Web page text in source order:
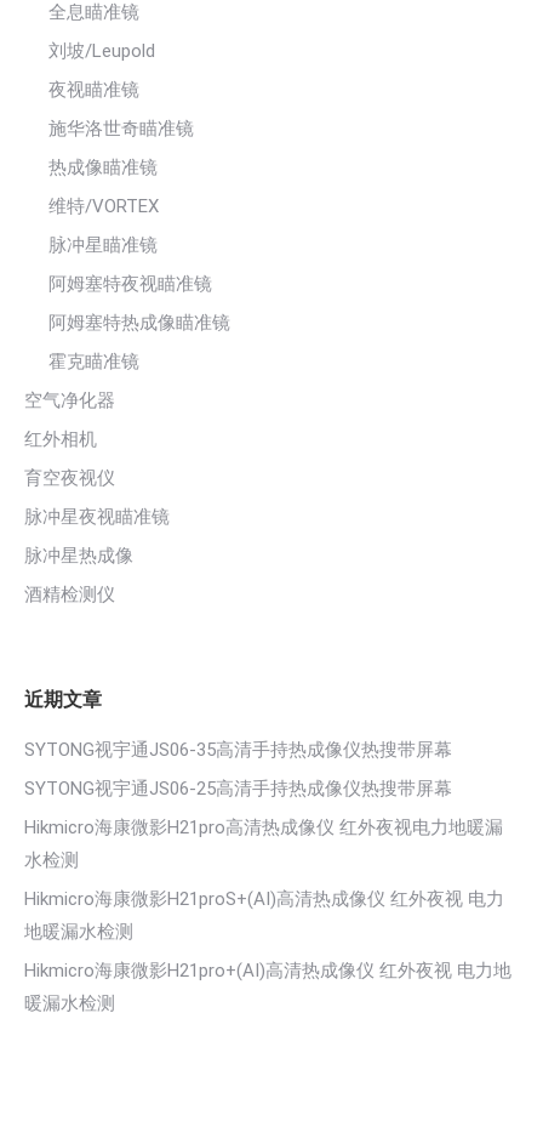
全息瞄准镜
刘坡/Leupold
夜视瞄准镜
施华洛世奇瞄准镜
热成像瞄准镜
维特/VORTEX
脉冲星瞄准镜
阿姆塞特夜视瞄准镜
阿姆塞特热成像瞄准镜
霍克瞄准镜
空气净化器
红外相机
育空夜视仪
脉冲星夜视瞄准镜
脉冲星热成像
酒精检测仪
近期文章
SYTONG视宇通JS06-35高清手持热成像仪热搜带屏幕
SYTONG视宇通JS06-25高清手持热成像仪热搜带屏幕
Hikmicro海康微影H21pro高清热成像仪 红外夜视电力地暖漏
水检测
Hikmicro海康微影H21proS+(AI)高清热成像仪 红外夜视 电力
地暖漏水检测
Hikmicro海康微影H21pro+(AI)高清热成像仪 红外夜视 电力地
暖漏水检测